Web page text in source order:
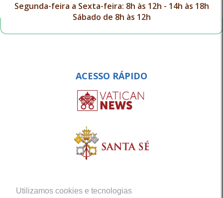
Utilizamos cookies e tecnologias
Segunda-feira a Sexta-feira: 8h às 12h - 14h às 18h
Sábado de 8h às 12h
ACESSO RÁPIDO